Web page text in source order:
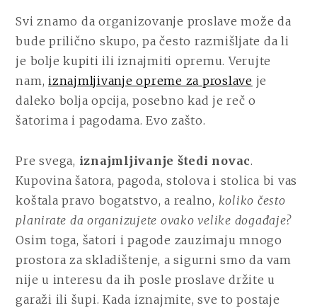
Svi znamo da organizovanje proslave može da
bude prilično skupo, pa često razmišljate da li
je bolje kupiti ili iznajmiti opremu. Verujte
nam,iznajmljivanje opreme za proslave je
daleko bolja opcija, posebno kad je reč o
šatorima i pagodama. Evo zašto.
Pre svega, iznajmljivanje štedi novac.
Kupovina šatora, pagoda, stolova i stolica bi vas
koštala pravo bogatstvo, a realno, koliko često
planirate da organizujete ovako velike događaje?
Osim toga, šatori i pagode zauzimaju mnogo
prostora za skladištenje, a sigurni smo da vam
nije u interesu da ih posle proslave držite u
garaži ili šupi. Kada iznajmite, sve to postaje